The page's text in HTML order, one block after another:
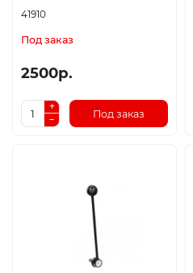
41910
Под заказ
2500р.
Под заказ